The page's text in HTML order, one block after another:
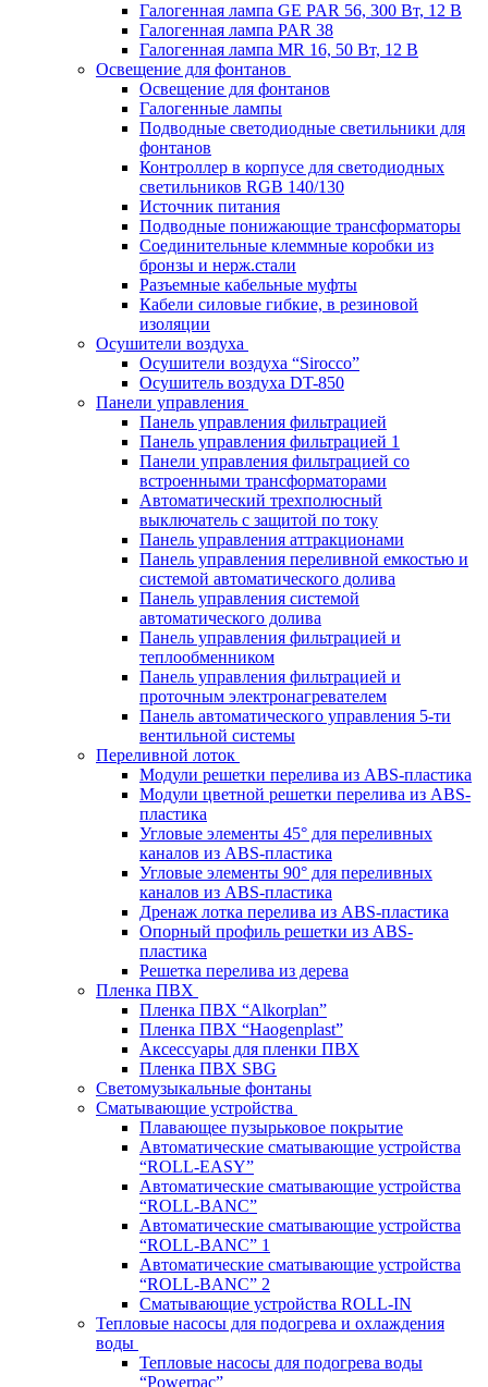
Галогенная лампа GE PAR 56, 300 Вт, 12 В
Галогенная лампа PAR 38
Галогенная лампа MR 16, 50 Вт, 12 В
Освещение для фонтанов
Освещение для фонтанов
Галогенные лампы
Подводные светодиодные светильники для
фонтанов
Контроллер в корпусе для светодиодных
светильников RGB 140/130
Источник питания
Подводные понижающие трансформаторы
Соединительные клеммные коробки из
бронзы и нерж.стали
Разъемные кабельные муфты
Кабели силовые гибкие, в резиновой
изоляции
Осушители воздуха
Осушители воздуха “Sirocco”
Осушитель воздуха DT-850
Панели управления
Панель управления фильтрацией
Панель управления фильтрацией 1
Панели управления фильтрацией cо
встроенными трансформаторами
Автоматический трехполюсный
выключатель с защитой по току
Панель управления аттракционами
Панель управления переливной емкостью и
системой автоматического долива
Панель управления системой
автоматического долива
Панель управления фильтрацией и
теплообменником
Панель управления фильтрацией и
проточным электронагревателем
Панель автоматического управления 5-ти
вентильной системы
Переливной лоток
Модули решетки перелива из ABS-пластика
Модули цветной решетки перелива из ABS-
пластика
Угловые элементы 45° для переливных
каналов из ABS-пластика
Угловые элементы 90° для переливных
каналов из ABS-пластика
Дренаж лотка перелива из ABS-пластика
Опорный профиль решетки из ABS-
пластика
Решетка перелива из дерева
Пленка ПВХ
Пленка ПВХ “Alkorplan”
Пленка ПВХ “Haogenplast”
Аксессуары для пленки ПВХ
Пленка ПВХ SBG
Светомузыкальные фонтаны
Сматывающие устройства
Плавающее пузырьковое покрытие
Автоматические сматывающие устройства
“ROLL-EASY”
Автоматические сматывающие устройства
“ROLL-BANC”
Автоматические сматывающие устройства
“ROLL-BANC” 1
Автоматические сматывающие устройства
“ROLL-BANC” 2
Сматывающие устройства ROLL-IN
Тепловые насосы для подогрева и охлаждения
воды
Тепловые насосы для подогрева воды
“Powerpac”